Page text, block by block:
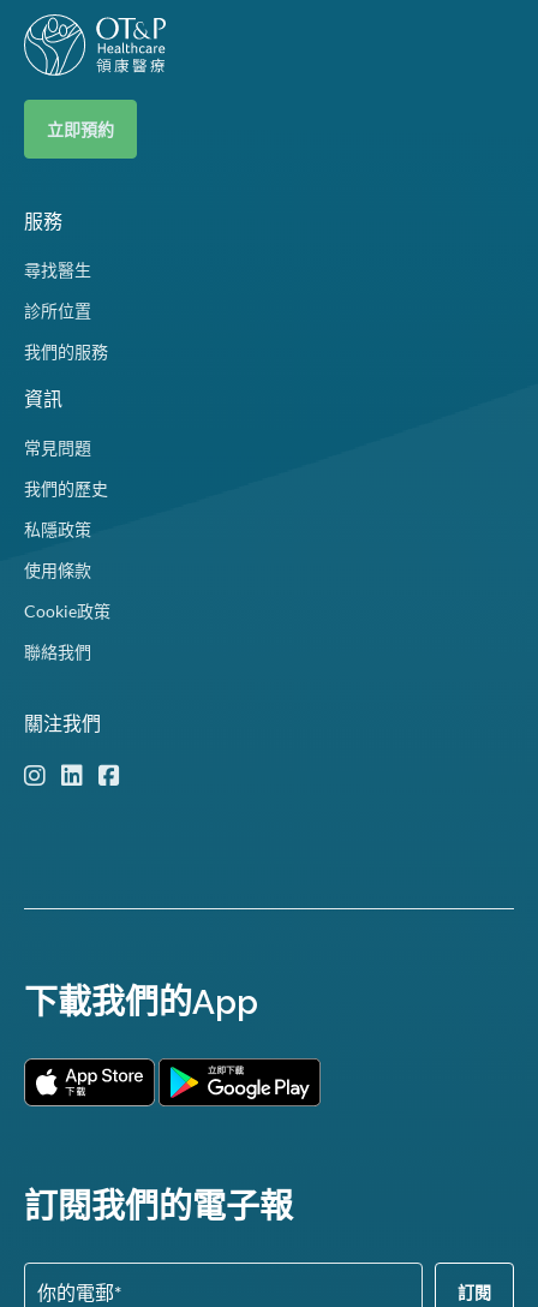
立即預約
服務
尋找醫生
診所位置
我們的服務
資訊
常見問題
我們的歷史
私隱政策
使用條款
Cookie政策
聯絡我們
關注我們
下載我們的App
訂閱我們的電子報